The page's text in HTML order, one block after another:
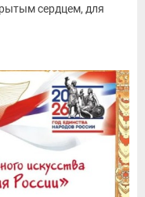
сердцем, для